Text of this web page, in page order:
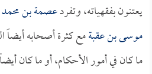
يعتنون بفقهياته، وتفردعصمة بن محمد
موسى بن عقبةمع كثرة أصحابه أيضاً
ما كان في أمور الأحكام، أو ما كان